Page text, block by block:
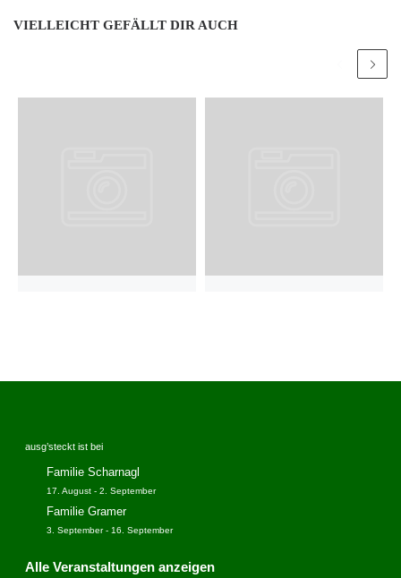
VIELLEICHT GEFÄLLT DIR AUCH
ausg’steckt ist bei
Familie Scharnagl
17. August- 2. September
Familie Gramer
3. September- 16. September
Alle Veranstaltungen anzeigen